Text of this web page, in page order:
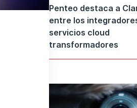
Penteo destaca a
entre los
servicios cloud
transformadores